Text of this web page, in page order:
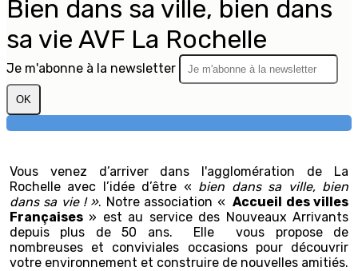
Bien dans sa ville, bien dans
sa vie AVF La Rochelle
Je m'abonne à la newsletter
OK
Vous venez d’arriver dans l'agglomération de La
Rochelle avec l’idée d’être « bien dans sa ville, bien
dans sa vie ! ». Notre association « Accueil des villes
Françaises » est au service des Nouveaux Arrivants
depuis plus de 50 ans. Elle vous propose de
nombreuses et conviviales occasions pour découvrir
votre environnement et construire de nouvelles amitiés.